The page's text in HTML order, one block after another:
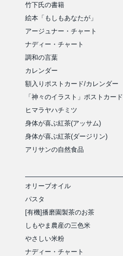
竹下氏の書籍
絵本「もしもあなたが」
アージュナー・チャート
ナディー・チャート
調和の言葉
カレンダー
額入りポストカード/カレンダー
「神々のイラスト」ポストカード
ヒマラヤハチミツ
身体が喜ぶ紅茶(アッサム)
身体が喜ぶ紅茶(ダージリン)
アリサンの自然食品
オリーブオイル
パスタ
[有機]播磨園製茶のお茶
しもやま農産の三色米
やさしい米粉
ナディー・チャート